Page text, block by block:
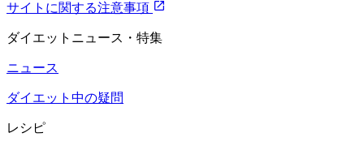
サイトに関する注意事項
ダイエットニュース・特集
ニュース
ダイエット中の疑問
レシピ